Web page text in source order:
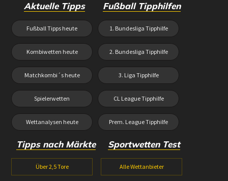
Aktuelle Tipps
Fußball Tipps heute
Kombiwetten heute
Matchkombi´s heute
Spielerwetten
Wettanalysen heute
Fußball Tipphilfen
1. Bundesliga Tipphilfe
2. Bundesliga Tipphilfe
3. Liga Tipphilfe
CL League Tipphilfe
Prem. League Tipphilfe
Tipps nach Märkte
Über 2,5 Tore
Sportwetten Test
Alle Wettanbieter